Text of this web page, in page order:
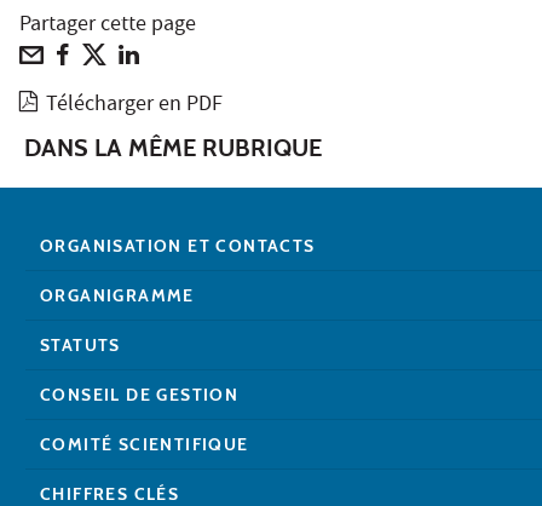
Partager cette page
Télécharger en PDF
DANS LA MÊME RUBRIQUE
ORGANISATION ET CONTACTS
ORGANIGRAMME
STATUTS
CONSEIL DE GESTION
COMITÉ SCIENTIFIQUE
CHIFFRES CLÉS